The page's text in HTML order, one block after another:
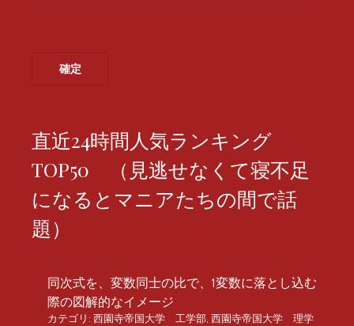
直近24時間人気ランキング
TOP50 （見逃せなくて寝不足
になるとマニアたちの間で話
題）
同次式を、変数同士の比で、1変数に落とし込む
際の図解的なイメージ
カテゴリ: 西園寺帝国大学 工学部 西園寺帝国大学 理学